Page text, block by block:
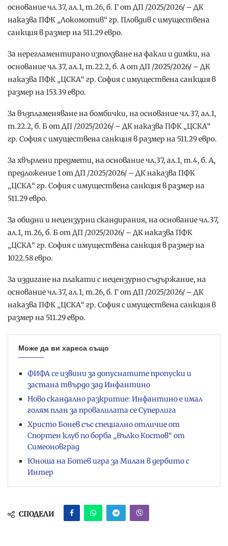
основание чл.37, ал.1, т.26, б. Г от ДП /2025/2026/ – ДК
наказва ПФК „Локомотив“ гр. Пловдив с имуществена
санкция в размер на 511.29 евро.
За нерегламентирано използване на факли и димки, на
основание чл.37, ал.1, т.22.2, б. А от ДП /2025/2026/ – ДК
наказва ПФК „ЦСКА“ гр. София с имуществена санкция в
размер на 153.39 евро.
За възпламеняване на бомбички, на основание чл.37, ал.1,
т.22.2, б. Б от ДП /2025/2026/ – ДК наказва ПФК „ЦСКА“
гр. София с имуществена санкция в размер на 511.29 евро.
За хвърлени предмети, на основание чл.37, ал.1, т.4, б. А,
предложение 1 от ДП /2025/2026/ – ДК наказва ПФК
„ЦСКА“ гр. София с имуществена санкция в размер на
511.29 евро.
За обидни и нецензурни скандирания, на основание чл.37,
ал.1, т.26, б. Б от ДП /2025/2026/ – ДК наказва ПФК
„ЦСКА“ гр. София с имуществена санкция в размер на
1022.58 евро.
За издигане на плакати с нецензурно съдържание, на
основание чл.37, ал.1, т.26, б. Г от ДП /2025/2026/ – ДК
наказва ПФК „ЦСКА“ гр. София с имуществена санкция в
размер на 511.29 евро.
Може да ви хареса също
ФИФА се извини за допуснатите пропуски и
застана твърдо зад Инфантино
Ново скандално разкритие: Инфантино е имал
голям план за провалилата се Суперлига
Христо Бонев със специално отличие от
Спортен клуб по борба „Вълко Костов“ от
Симеоновград
Юноша на Ботев игра за Милан в дербито с
Интер
СПОДЕЛИ